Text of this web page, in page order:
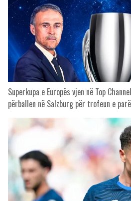
Superkupa e Europës vjen në Top
përballen në Salzburg për trofeun e